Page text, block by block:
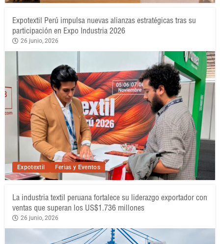
Expotextil Ferias y Eventos
Expotextil Perú impulsa nuevas alianzas estratégicas tras su
participación en Expo Industria 2026
26 junio, 2026
La industria textil peruana fortalece su liderazgo exportador con
ventas que superan los US$1.736 millones
26 junio, 2026